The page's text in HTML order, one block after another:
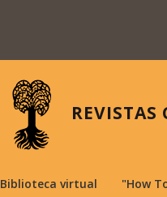
REVISTAS
Biblioteca virtual "How